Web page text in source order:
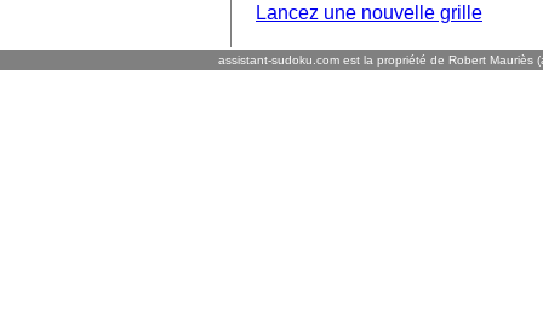
Lancez une nouvelle grille
assistant-sudoku.com est la propriété de Robert Mauriès